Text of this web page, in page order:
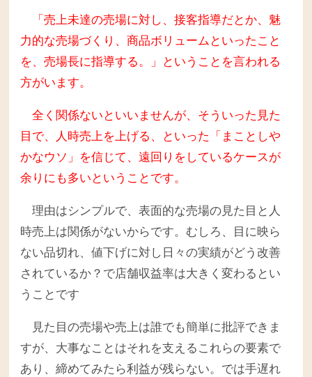
「売上未達の売場に対し、接客指導だとか、魅
力的な売場づくり、商品ボリュームといったこと
を、売場長に指導する。」ということを言われる
方がいます。
全く関係ないといいませんが、そういった見た
目で、人時売上を上げる、といった「まことしや
かなウソ」を信じて、遠回りをしているケースが
余りにも多いということです。
理由はシンプルで、表面的な売場の見た目と人
時売上は関係がないからです。むしろ、目に映ら
ない品切れ、値下げに対し日々の実績がどう改善
されているか？で店舗収益率は大きく変わるとい
うことです
見た目の売場や売上は誰でも簡単に批評できま
すが、大事なことはそれを支えるこれらの要素で
あり、締めてみたら利益が残らない。では手遅れ